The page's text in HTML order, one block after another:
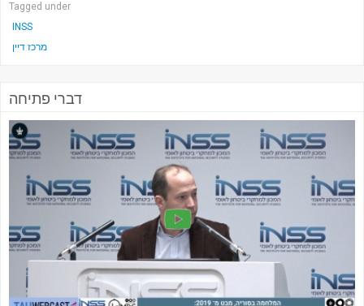
Tagged under
INSS
מרכז דיין
דברי פתיחה